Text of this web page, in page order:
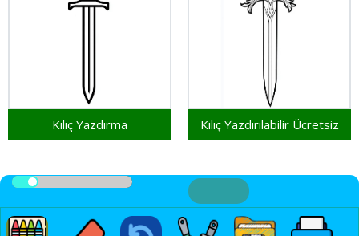
Kılıç Yazdırma Kılıç Yazdırılabilir Ücretsiz